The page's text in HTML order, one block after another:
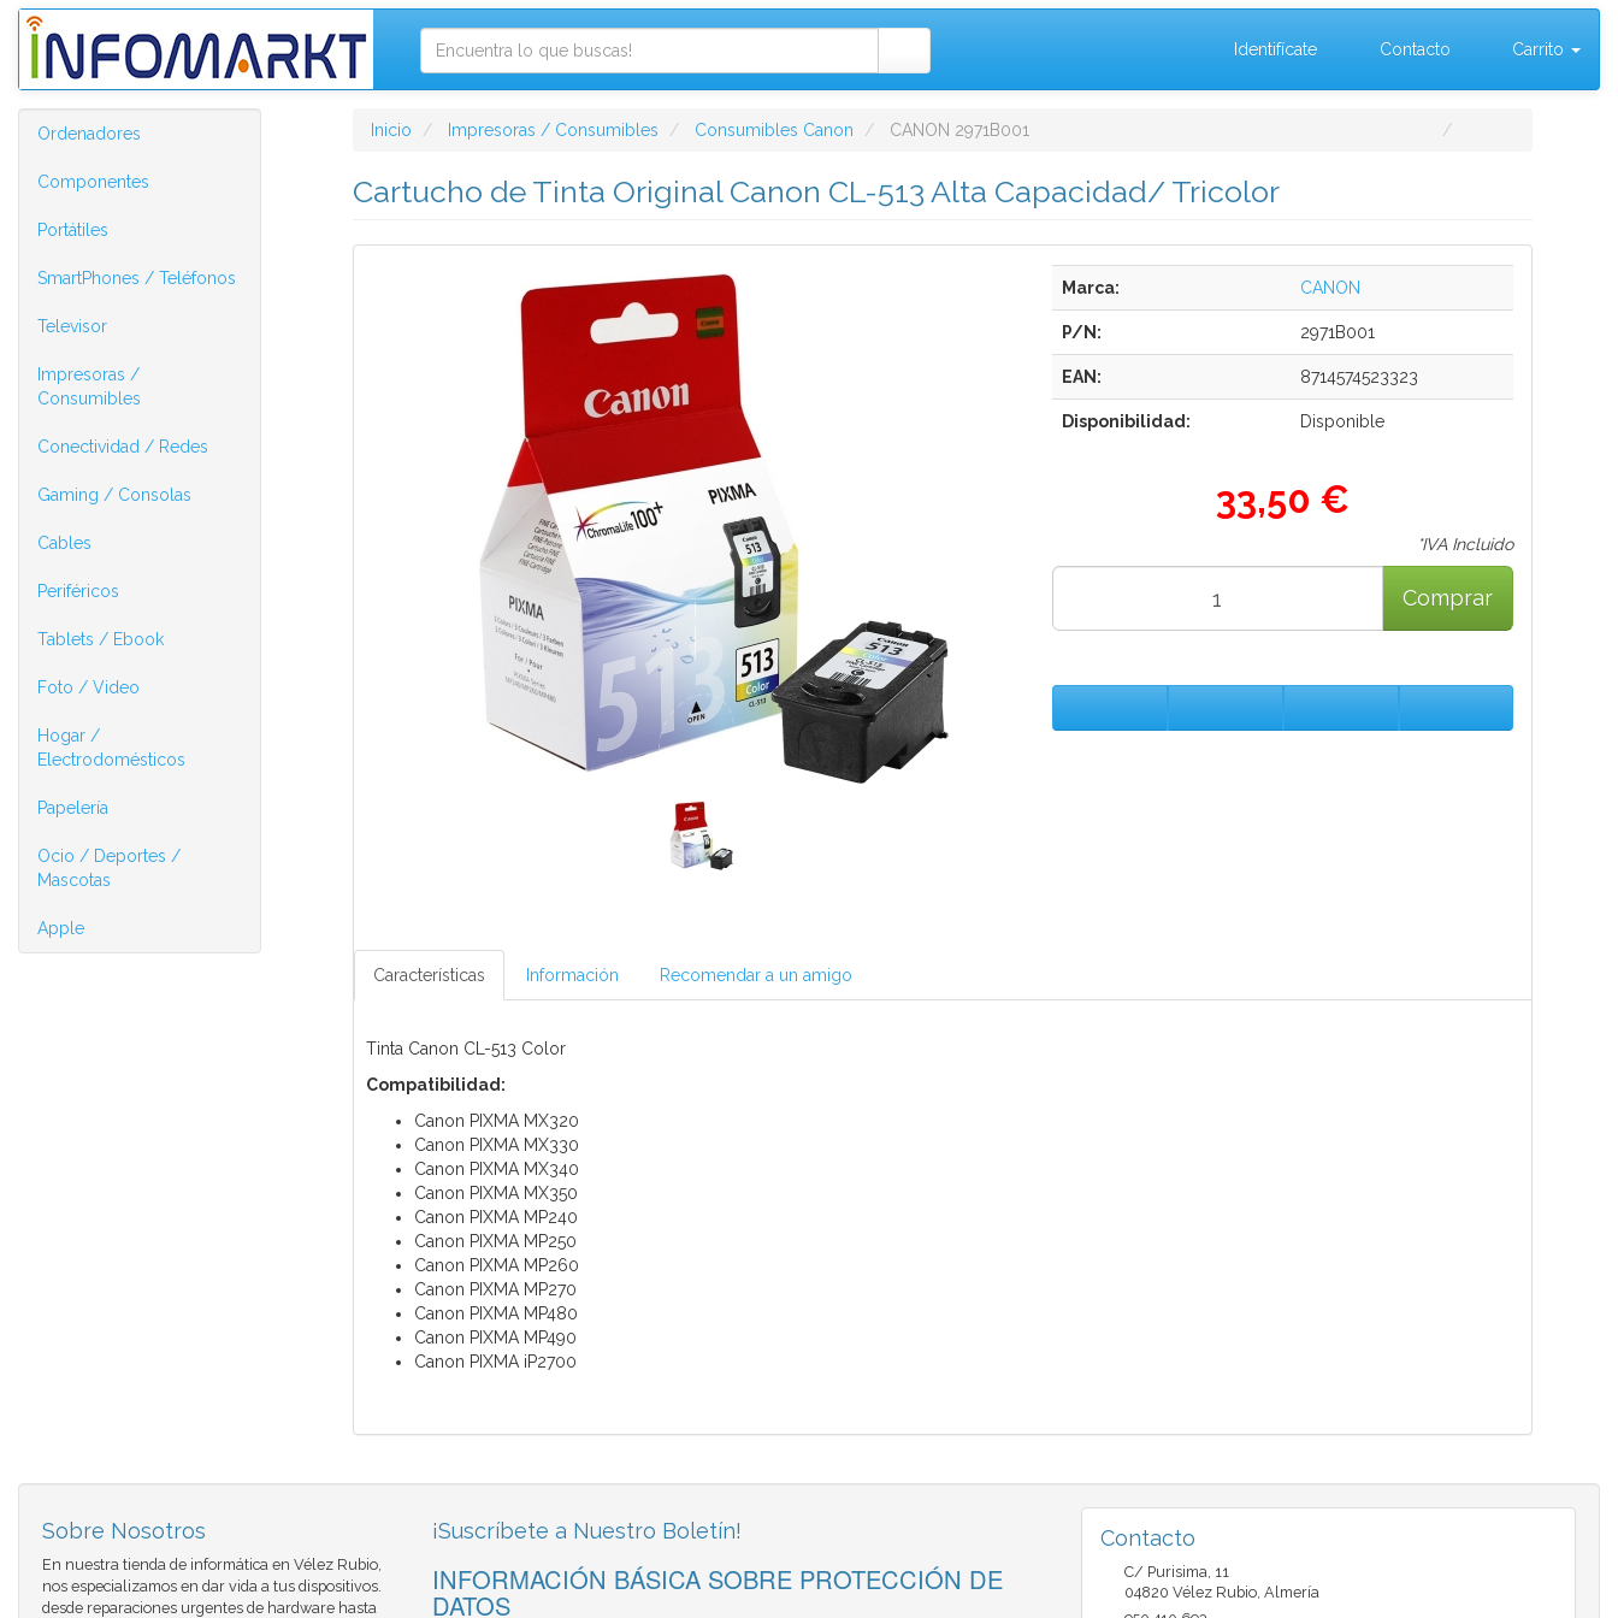
Identifícate Contacto Carrito
Ordenadores
Componentes
Portátiles
SmartPhones / Teléfonos
Televisor
Impresoras /
Consumibles
Conectividad / Redes
Gaming / Consolas
Cables
Periféricos
Tablets / Ebook
Foto / Video
Hogar /
Electrodomésticos
Papelería
Ocio / Deportes /
Mascotas
Apple
Inicio Impresoras / Consumibles Consumibles Canon CANON 2971B001
Cartucho de Tinta Original Canon CL-513 Alta Capacidad/ Tricolor
Marca: CANON
P/N: 2971B001
EAN: 8714574523323
Disponibilidad: Disponible
33,50 €
*IVA Incluido
Comprar
Características Información Recomendar a un amigo
Tinta Canon CL-513 Color
Compatibilidad:
Canon PIXMA MX320
Canon PIXMA MX330
Canon PIXMA MX340
Canon PIXMA MX350
Canon PIXMA MP240
Canon PIXMA MP250
Canon PIXMA MP260
Canon PIXMA MP270
Canon PIXMA MP480
Canon PIXMA MP490
Canon PIXMA iP2700
Sobre Nosotros
En nuestra tienda de informática en Vélez Rubio,
nos especializamos en dar vida a tus dispositivos.
desde reparaciones urgentes de hardware hasta
¡Suscríbete a Nuestro Boletín!
INFORMACIÓN BÁSICA SOBRE PROTECCIÓN DE
DATOS
Contacto
C/ Purisima, 11
04820 Vélez Rubio, Almería